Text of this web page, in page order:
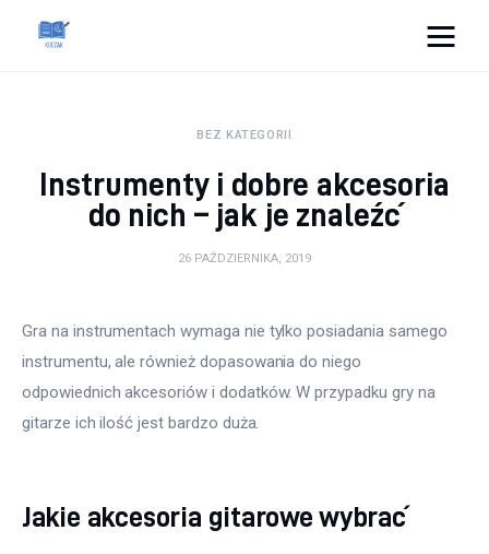
Zdrowie
Więcej
BEZ KATEGORII
Instrumenty i dobre akcesoria
do nich – jak je znaleźć
26 PAŹDZIERNIKA, 2019
Gra na instrumentach wymaga nie tylko posiadania samego
instrumentu, ale również dopasowania do niego
odpowiednich akcesoriów i dodatków. W przypadku gry na
gitarze ich ilość jest bardzo duża.
Jakie akcesoria gitarowe wybrać